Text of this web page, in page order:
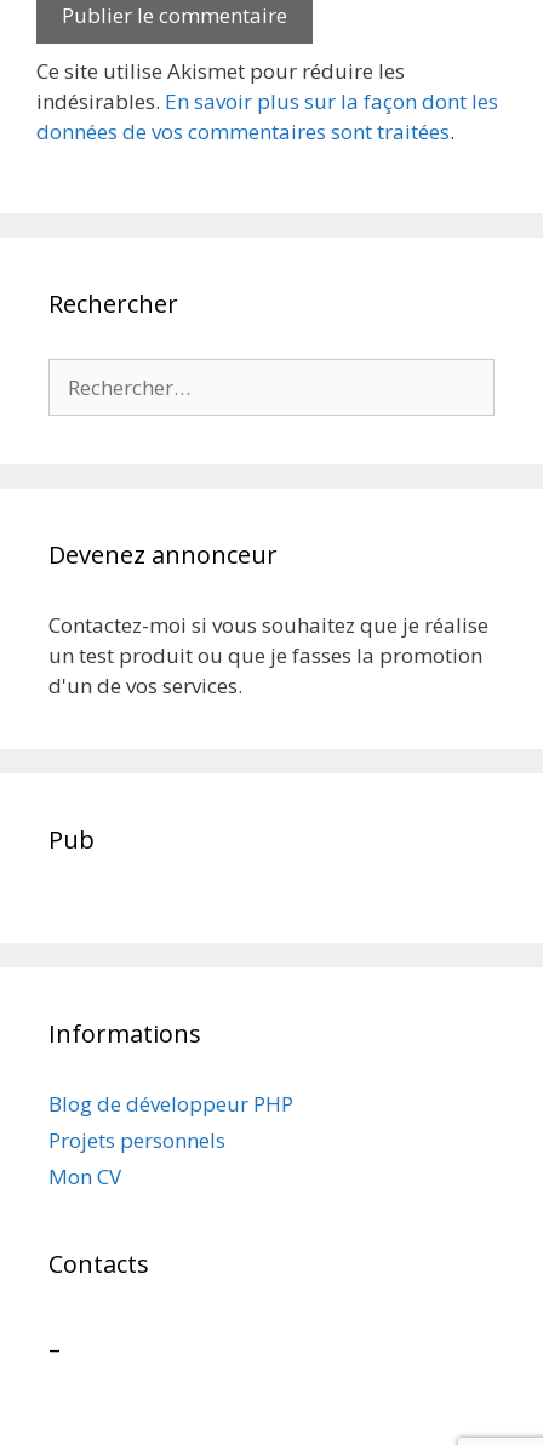
Ce site utilise Akismet pour réduire les
indésirables. En savoir plus sur la façon dont les
données de vos commentaires sont traitées.
Rechercher
Devenez annonceur
Contactez-moi si vous souhaitez que je réalise
un test produit ou que je fasses la promotion
d'un de vos services.
Pub
Informations
Blog de développeur PHP
Projets personnels
Mon CV
Contacts
–